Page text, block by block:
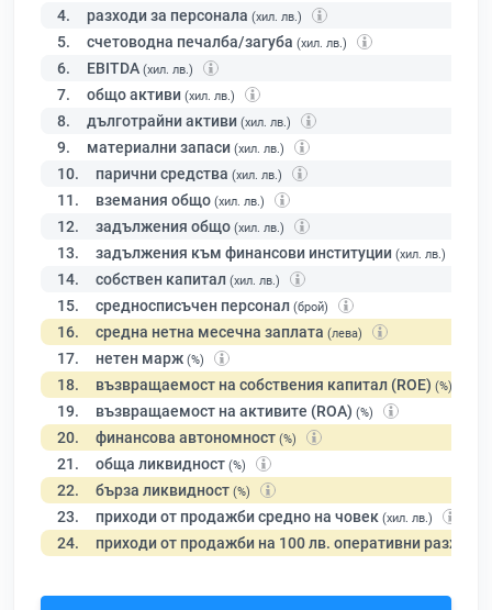
4. разходи за персонала (хил. лв.)
5. счетоводна печалба/загуба (хил. лв.)
6. EBITDA (хил. лв.)
7. общо активи (хил. лв.)
8. дълготрайни активи (хил. лв.)
9. материални запаси (хил. лв.)
10. парични средства (хил. лв.)
11. вземания общо (хил. лв.)
12. задължения общо (хил. лв.)
13. задължения към финансови институции (хил. лв.)
14. собствен капитал (хил. лв.)
15. средносписъчен персонал (брой)
16. средна нетна месечна заплата (лева)
17. нетен марж (%)
18. възвращаемост на собствения капитал (ROE) (%)
19. възвращаемост на активите (ROA) (%)
20. финансова автономност (%)
21. обща ликвидност (%)
22. бърза ликвидност (%)
23. приходи от продажби средно на човек (хил. лв.)
24. приходи от продажби на 100 лв. оперативни разходи